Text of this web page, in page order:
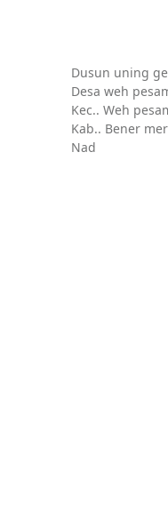
Dusun uning
Desa weh
Kec.. Weh
Kab.. Bener
Nad